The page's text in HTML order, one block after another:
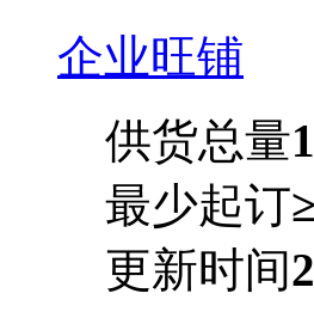
企业旺铺
供货总量
最少起订
更新时间